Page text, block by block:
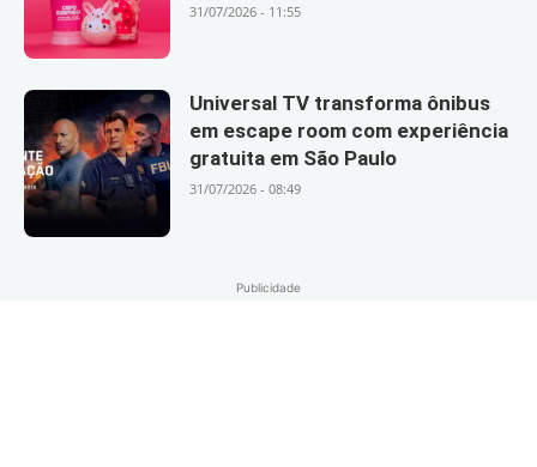
31/07/2026 - 11:55
Universal TV transforma ônibus
em escape room com experiência
gratuita em São Paulo
31/07/2026 - 08:49
Publicidade